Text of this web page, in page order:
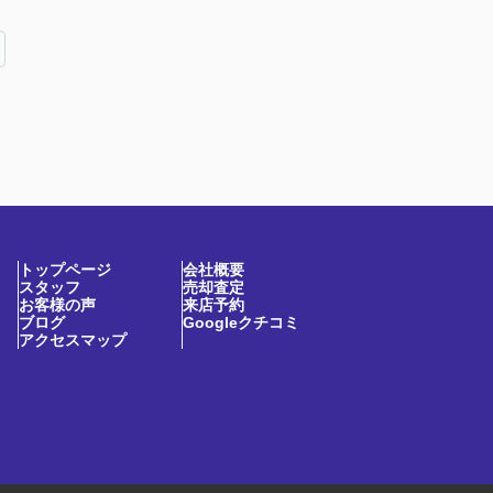
トップページ
スタッフ
お客様の声
ブログ
アクセスマップ
会社概要
売却査定
来店予約
Googleクチコミ